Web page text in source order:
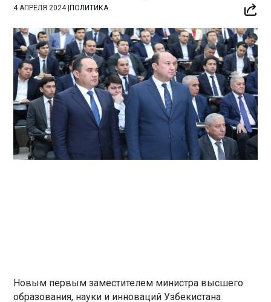
4 АПРЕЛЯ 2024|ПОЛИТИКА
Новым первым заместителем министра высшего
образования, науки и инноваций Узбекистана